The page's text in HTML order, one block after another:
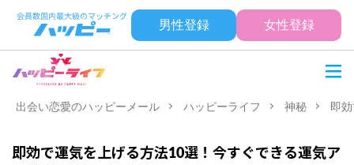
男性登録 女性登録
出会い恋愛のハッピーメール ハッピーライフ 神秘 即
即効で運気を上げる方法10選！今すぐできる運気ア